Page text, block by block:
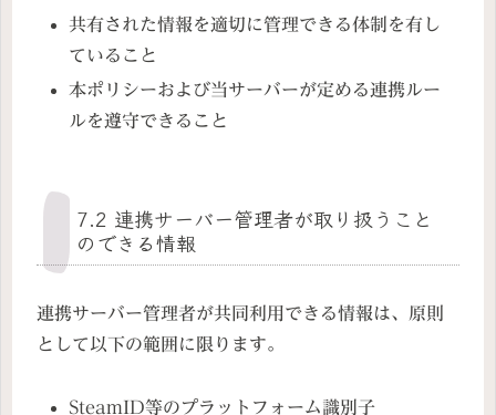
共有された情報を適切に管理できる体制を有し
ていること
本ポリシーおよび当サーバーが定める連携ルー
ルを遵守できること
7.2 連携サーバー管理者が取り扱うこと
のできる情報
連携サーバー管理者が共同利用できる情報は、原則
として以下の範囲に限ります。
SteamID等のプラットフォーム識別子